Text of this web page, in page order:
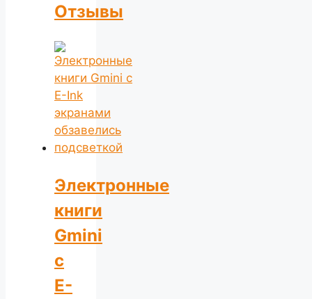
Отзывы
Электронные
книги
Gmini
c
E-